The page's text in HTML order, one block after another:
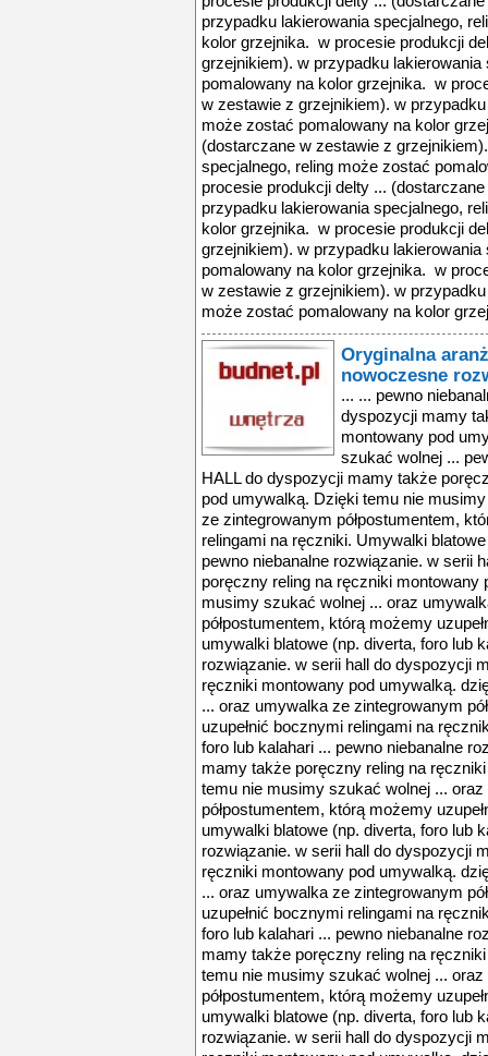
przypadku lakierowania specjalnego,
kolor grzejnika. w procesie produkcji
grzejnikiem). w przypadku
pomalowany na kolor grzejnika. w
w zestawie z grzejnikiem). w
może zostać pomalowany na kolor
(dostarczane w zestawie z
specjalnego, reling może zostać
procesie produkcji delty ...
przypadku lakierowania specjalnego,
kolor grzejnika. w procesie produkcji
grzejnikiem). w przypadku
pomalowany na kolor grzejnika. w
w zestawie z grzejnikiem). w
może zostać pomalowany na kolor
Oryginalna
nowoczesne
... ... pewno
dyspozycji mamy
montowany pod
szukać wolnej ...
HALL do dyspozycji mamy także
pod umywalką. Dzięki temu nie
ze zintegrowanym półpostumentem,
relingami na ręczniki. Umywalki
pewno niebanalne rozwiązanie. w serii
poręczny reling na ręczniki montowany
musimy szukać wolnej ... oraz
półpostumentem, którą możemy
umywalki blatowe (np. diverta, foro lub
rozwiązanie. w serii hall do dyspozycji
ręczniki montowany pod umywalką.
... oraz umywalka ze zintegrowanym
uzupełnić bocznymi relingami na
foro lub kalahari ... pewno niebanalne
mamy także poręczny reling na
temu nie musimy szukać wolnej ...
półpostumentem, którą możemy
umywalki blatowe (np. diverta, foro lub
rozwiązanie. w serii hall do dyspozycji
ręczniki montowany pod umywalką.
... oraz umywalka ze zintegrowanym
uzupełnić bocznymi relingami na
foro lub kalahari ... pewno niebanalne
mamy także poręczny reling na
temu nie musimy szukać wolnej ...
półpostumentem, którą możemy
umywalki blatowe (np. diverta, foro lub
rozwiązanie. w serii hall do dyspozycji